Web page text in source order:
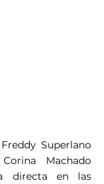
Superlano
Machado
directa en las